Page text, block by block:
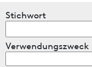
Stichwort
Verwendungszweck